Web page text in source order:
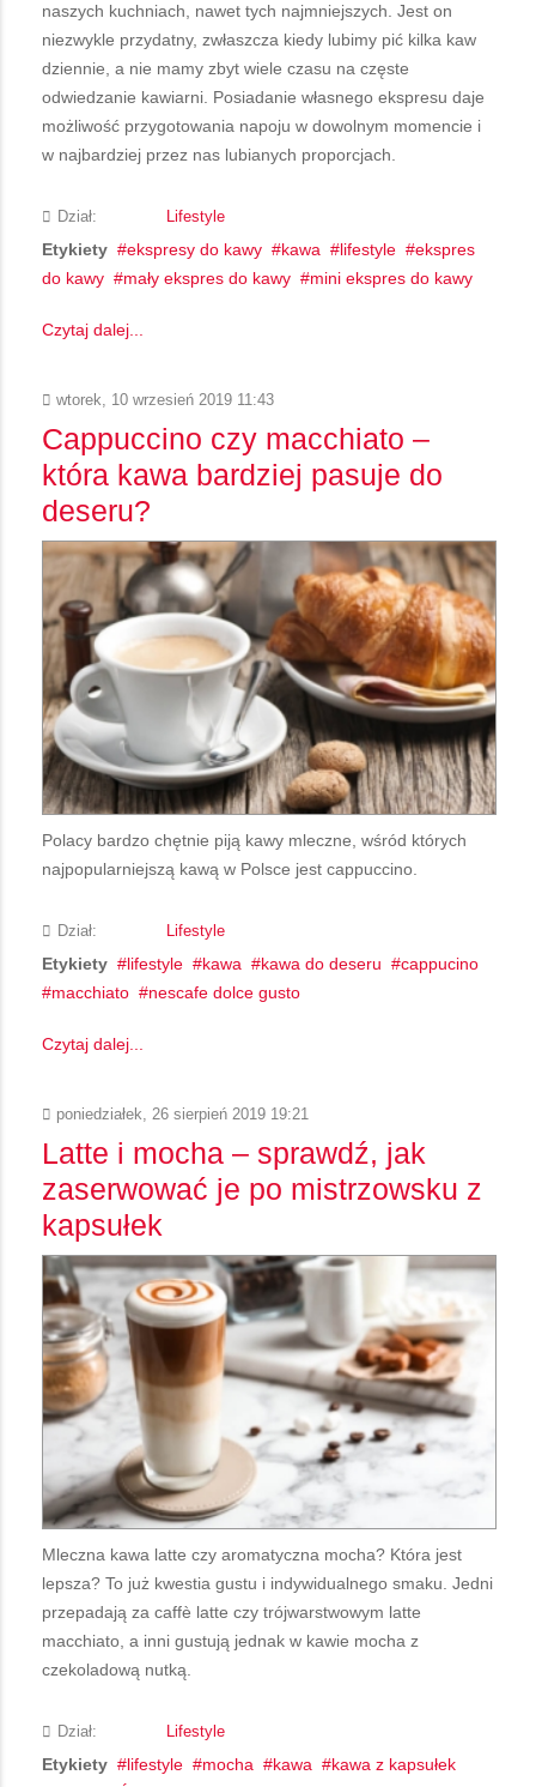
naszych kuchniach, nawet tych najmniejszych. Jest on
niezwykle przydatny, zwłaszcza kiedy lubimy pić kilka kaw
dziennie, a nie mamy zbyt wiele czasu na częste
odwiedzanie kawiarni. Posiadanie własnego ekspresu daje
możliwość przygotowania napoju w dowolnym momencie i
w najbardziej przez nas lubianych proporcjach.
Dział: Lifestyle
Etykiety ekspresy do kawy kawa lifestyle
ekspres
do kawy
mały ekspres do kawy mini ekspres do kawy
Czytaj dalej...
wtorek, 10 wrzesień 2019 11:43
Cappuccino czy macchiato –
która kawa bardziej pasuje do
deseru?
Polacy bardzo chętnie piją kawy mleczne, wśród których
najpopularniejszą kawą w Polsce jest cappuccino.
Dział: Lifestyle
Etykiety lifestyle kawa kawa do deseru
cappucino
macchiato
nescafe dolce gusto
Czytaj dalej...
poniedziałek, 26 sierpień 2019 19:21
Latte i mocha – sprawdź, jak
zaserwować je po mistrzowsku z
kapsułek
Mleczna kawa latte czy aromatyczna mocha? Która jest
lepsza? To już kwestia gustu i indywidualnego smaku. Jedni
przepadają za caffè latte czy trójwarstwowym latte
macchiato, a inni gustują jednak w kawie mocha z
czekoladową nutką.
Dział: Lifestyle
Etykiety lifestyle mocha kawa
kawa z kapsułek